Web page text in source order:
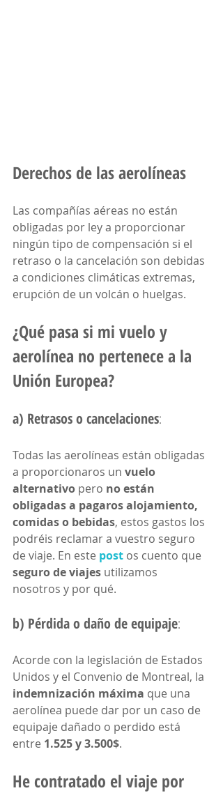
Derechos de las aerolíneas
Las compañías aéreas no están
obligadas por ley a proporcionar
ningún tipo de compensación si el
retraso o la cancelación son debidas
a condiciones climáticas extremas,
erupción de un volcán o huelgas.
¿Qué pasa si mi vuelo y
aerolínea no pertenece a la
Unión Europea?
a) Retrasos o cancelaciones:
Todas las aerolíneas están obligadas
a proporcionaros un vuelo
alternativo pero no están
obligadas a pagaros alojamiento,
comidas o bebidas, estos gastos los
podréis reclamar a vuestro seguro
de viaje. En este post os cuento que
seguro de viajes utilizamos
nosotros y por qué.
b) Pérdida o daño de equipaje:
Acorde con la legislación de Estados
Unidos y el Convenio de Montreal, la
indemnización máxima que una
aerolínea puede dar por un caso de
equipaje dañado o perdido está
entre 1.525 y 3.500$.
He contratado el viaje por